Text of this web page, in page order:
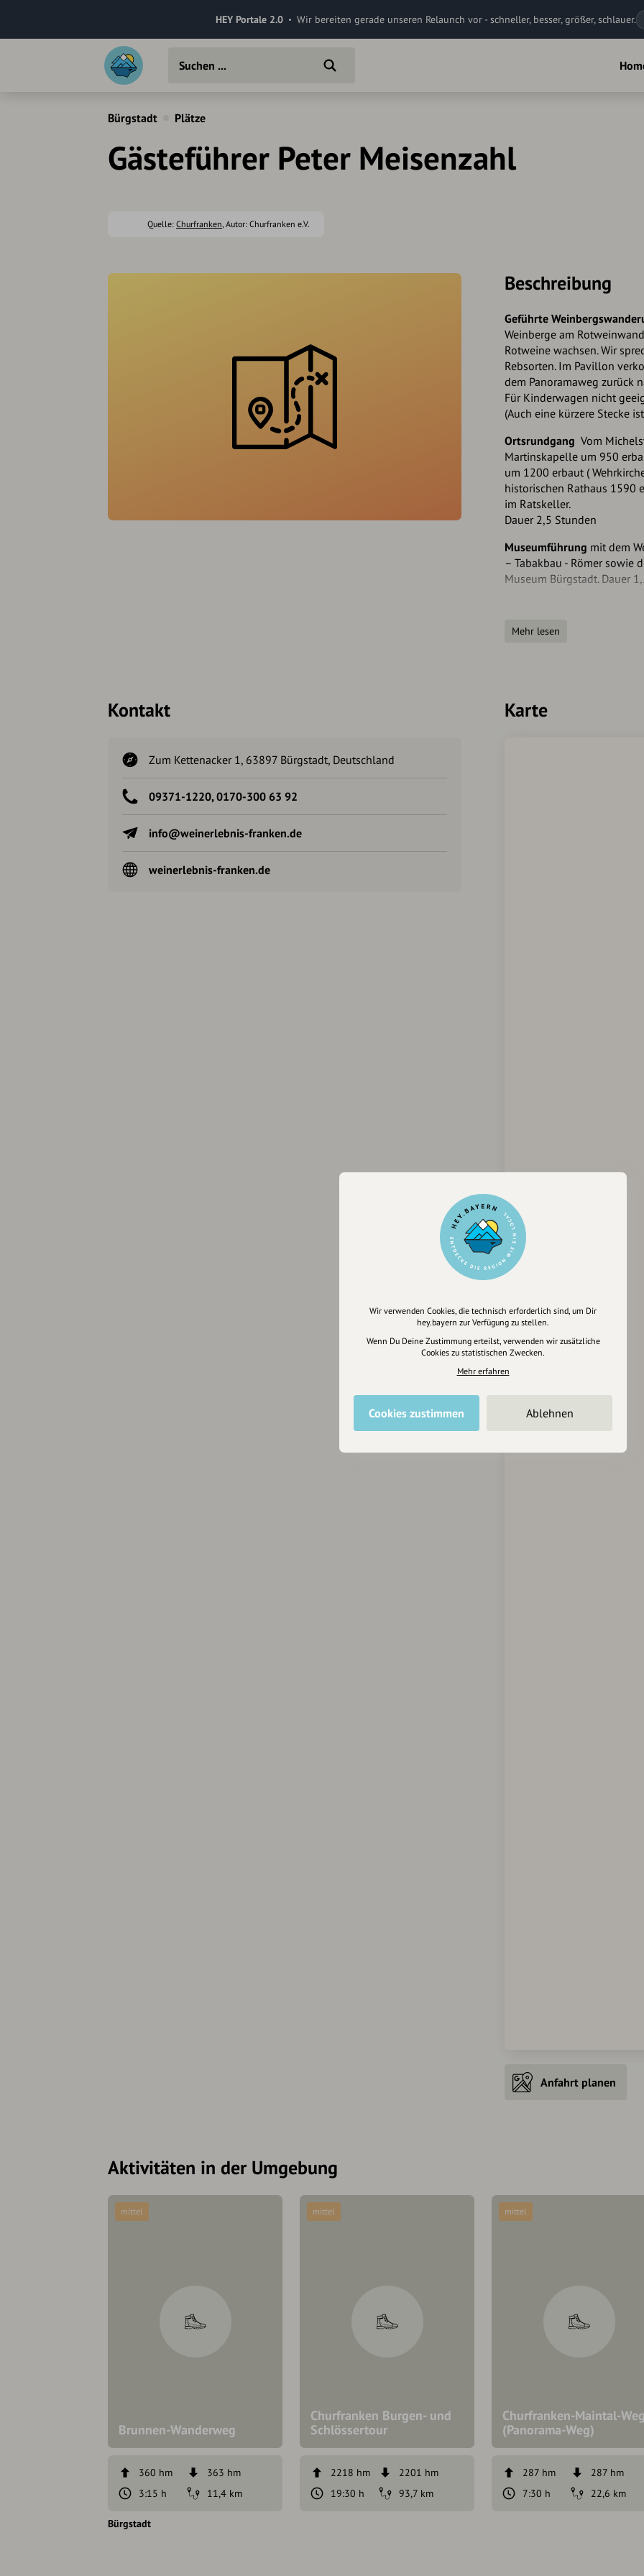
HEY Portale 2.0 Wir bereiten gerade unseren Relaunch vor - schneller, besser, größer, schlauer.
Bürgstadt Plätze
Gästeführer Peter Meisenzahl
Quelle: Churfranken, Autor: Churfranken e.V.
Beschreibung
Geführte
Weinberge am
Rotweine wachsen. Wir
Rebsorten. Im Pavillon
dem Panoramaweg zurück
Für Kinderwagen nicht
(Auch eine kürzere Stecke
Ortsrundgang Vom
Martinskapelle um 950
um 1200 erbaut (
historischen Rathaus 1590
im Ratskeller.
Dauer 2,5 Stunden
Museumführung mit dem
– Tabakbau - Römer sowie
Museum Bürgstadt. Dauer
Wald zum Ringwall, erste
Dauer ca. 4 Stunden ,
Führungen sowie
Mehr lesen
Kontakt
Zum Kettenacker 1, 63897 Bürgstadt, Deutschland
09371-1220, 0170-300 63 92
info@weinerlebnis-franken.de
weinerlebnis-franken.de
Karte
Anfahrt planen
Aktivitäten in der Umgebung
Brunnen-Wanderweg
mittel
360 hm
363 hm
3:15 h
11,4 km
Bürgstadt
Churfranken Burgen- und
Schlössertour
mittel
2218 hm
2201 hm
19:30 h
93,7 km
Churfranken-Maintal-Weg
(Panorama-Weg)
mittel
287 hm
287 hm
7:30 h
22,6 km
Wir verwenden Cookies, die technisch erforderlich sind, um Dir
hey.bayern zur Verfügung zu stellen.
Wenn Du Deine Zustimmung erteilst, verwenden wir zusätzliche
Cookies zu statistischen Zwecken.
Mehr erfahren
Cookies zustimmen Ablehnen